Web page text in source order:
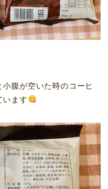
腹が空いた時のコーヒ
います